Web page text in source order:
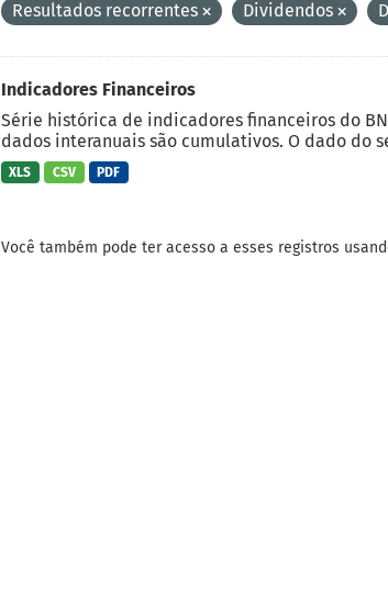
Resultados recorrentes
Dividendos
Indicadores Financeiros
Série histórica de indicadores financeiros do
dados interanuais são cumulativos. O dado do
XLS CSV PDF
Você também pode ter acesso a esses registros